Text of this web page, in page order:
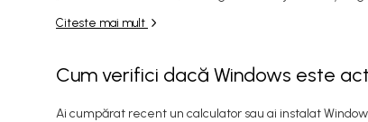
Citeste mai mult
Cum verifici dacă Windows este
Ai cumpărat recent un calculator sau ai instalat